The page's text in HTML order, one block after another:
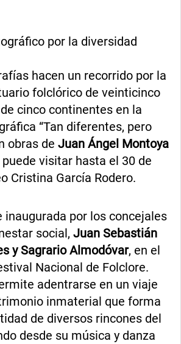
por la diversidad
hacen un recorrido por la
folclórico de veinticinco
cinco continentes en la
“Tan diferentes, pero
obras deJuan Ángel Montoya
puede visitar hasta el 30 de
Cristina García Rodero.
inaugurada por los concejales
social,Juan Sebastián
y Sagrario Almodóvar, en el
Nacional de Folclore.
adentrarse en un viaje
inmaterial que forma
de diversos rincones del
desde su música y danza